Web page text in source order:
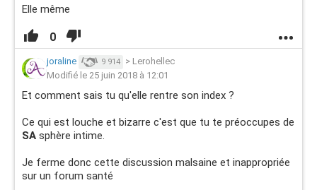
Elle même
0
joraline 9 914 > Lerohellec
Modifié le 25 juin 2018 à 12:01
Et comment sais tu qu'elle rentre son index ?
Ce qui est louche et bizarre c'est que tu te préoccupes de
SA sphère intime.
Je ferme donc cette discussion malsaine et inappropriée
sur un forum santé